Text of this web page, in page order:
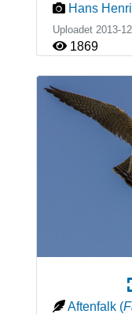
Hans
Uploadet 2013-
1869
Aftenfalk (